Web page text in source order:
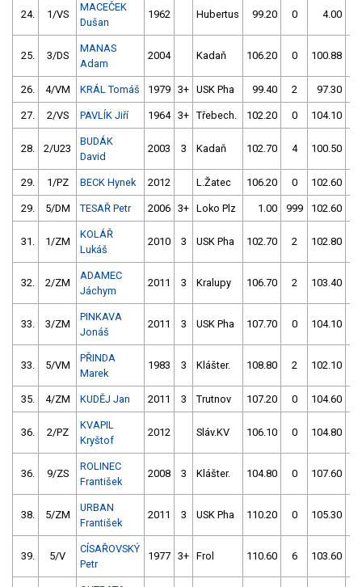
24. 1/VS
MACEČEK
Dušan
1962 Hubertus 99.20 0 4.00
25. 3/DS
MANAS
Adam
2004 Kadaň 106.20 0 100.88
26. 4/VM KRÁL Tomáš 1979 3+ USK Pha 99.40 2 97.30
27. 2/VS PAVLÍK Jiří 1964 3+ Třebech. 102.20 0 104.10
28. 2/U23
BUDÁK
David
2003 3 Kadaň 102.70 4 100.50
29. 1/PZ BECK Hynek 2012 L.Žatec 106.20 0 102.60
29. 5/DM TESAŘ Petr 2006 3+ Loko Plz 1.00 999 102.60
31. 1/ZM
KOLÁŘ
Lukáš
2010 3 USK Pha 102.70 2 102.80
32. 2/ZM
ADAMEC
Jáchym
2011 3 Kralupy 106.70 2 103.40
33. 3/ZM
PINKAVA
Jonáš
2011 3 USK Pha 107.70 0 104.10
33. 5/VM
PŘINDA
Marek
1983 3 Klášter. 108.80 2 102.10
35. 4/ZM KUDĚJ Jan 2011 3 Trutnov 107.20 0 104.60
36. 2/PZ
KVAPIL
Kryštof
2012 Sláv.KV 106.10 0 104.80
36. 9/ZS
ROLINEC
František
2008 3 Klášter. 104.80 0 107.60
38. 5/ZM
URBAN
František
2011 3 USK Pha 110.20 0 105.30
39. 5/V
CÍSAŘOVSKÝ
Petr
1977 3+ Frol 110.60 6 103.60